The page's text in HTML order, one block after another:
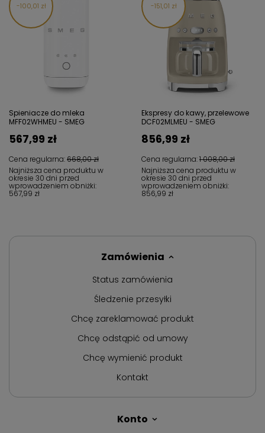
100,01 zł
Spieniacze do mleka
MFF02WHMEU - SMEG
Cena regularna:668,00 zł
567,99 zł
Najniższa cena produktu w
okresie 30 dni przed
wprowadzeniem obniżki:
567,99 zł
151,01 zł
Ekspresy do kawy, przelewowe
DCF02MLMEU - SMEG
Cena regularna:1 008,00 zł
856,99 zł
Najniższa cena produktu w
okresie 30 dni przed
wprowadzeniem obniżki:
856,99 zł
Zamówienia
Status zamówienia
Śledzenie przesyłki
Chcę zareklamować produkt
Chcę odstąpić od umowy
Chcę wymienić produkt
Kontakt
Konto